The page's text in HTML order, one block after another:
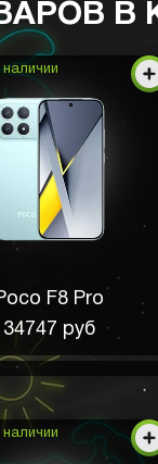
В
наличии
F8 Pro
34747 руб
наличии